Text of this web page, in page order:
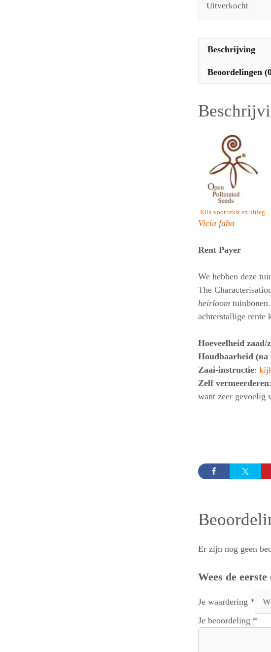
Uitverkocht
Beschrijving
Beoordelingen
Klik voor tekst en uitleg
Vicia faba
Rent Payer
We hebben deze
The
heirloom
achterstallige rente
Hoeveelheid zaad/
Houdbaarheid (na
Zaai-instructie:
Zelf vermeerderen:
want zeer gevoelig
Er zijn nog geen
Wees de
Je waardering *
Je beoordeling *